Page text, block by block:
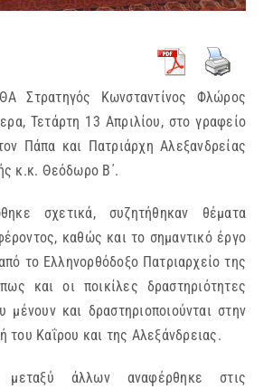
Στρατηγός Κωνσταντίνος Φλώρος
Τετάρτη 13 Απριλίου, στο γραφείο
Πάπα και Πατριάρχη Αλεξανδρείας
κ.κ. Θεόδωρο Β΄.
σχετικά, συζητήθηκαν θέματα
καθώς και το σημαντικό έργο
το Ελληνορθόδοξο Πατριαρχείο της
και οι ποικίλες δραστηριότητες
και δραστηριοποιούνται στην
του Καΐρου και της Αλεξάνδρειας.
άλλων αναφέρθηκε στις